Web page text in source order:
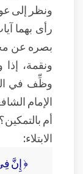
ونظر إلى
رأى بهما
بصره عن
ونقمة،
وظِّف في
الإمام
أم
الابتلاء:
﴿ إِنَّ